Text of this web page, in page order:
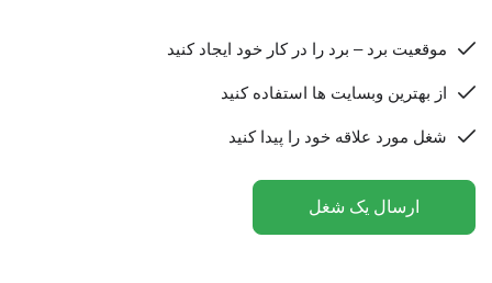
موقعیت برد – برد را در کار خود ایجاد کنید
از بهترین وبسایت ها استفاده کنید
شغل مورد علاقه خود را پیدا کنید
ارسال یک شغل